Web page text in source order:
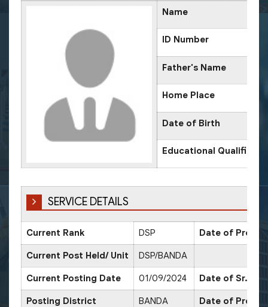
Name
ID Number
Father's Name
Home Place
Date of Birth
Educational
SERVICE DETAILS
Current Rank DSP Date of
Current Post Held/ Unit DSP/BANDA
Current Posting Date 01/09/2024 Date of Sr.
Posting District BANDA Date of